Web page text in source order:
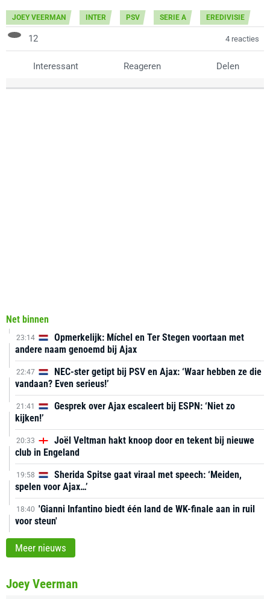
JOEY VEERMAN INTER PSV SERIE A EREDIVISIE
12 4 reacties
Interessant Reageren Delen
Net binnen
23:14
Opmerkelijk: Míchel en Ter Stegen voortaan met
andere naam genoemd bij Ajax
22:47
NEC-ster getipt bij PSV en Ajax: ‘Waar hebben ze die
vandaan? Even serieus!’
21:41
Gesprek over Ajax escaleert bij ESPN: ‘Niet zo
kijken!’
20:33
Joël Veltman hakt knoop door en tekent bij nieuwe
club in Engeland
19:58
Sherida Spitse gaat viraal met speech: ‘Meiden,
spelen voor Ajax…’
18:40 'Gianni Infantino biedt één land de WK-finale aan in ruil
voor steun'
Meer nieuws
Joey Veerman